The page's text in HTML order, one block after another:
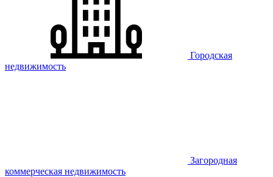
Городская
недвижимость
Загородная
коммерческая недвижимость